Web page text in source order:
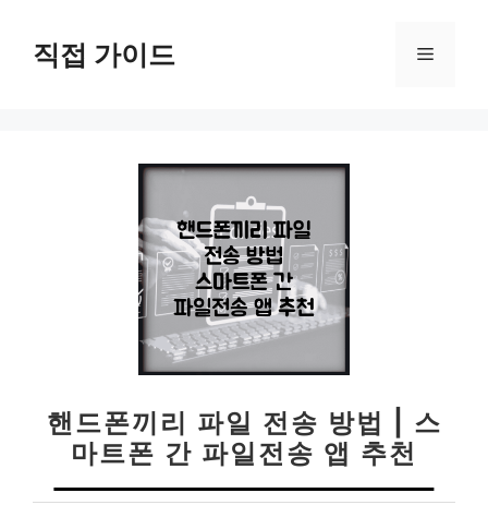
직접 가이드 메
핸드폰끼리 파일 전송 방법 | 스
마트폰 간 파일전송 앱 추천